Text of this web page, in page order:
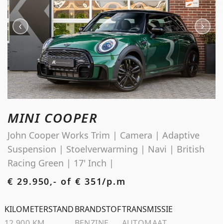
Over ons
Verkocht
Contact
info@autokempeneers.nl
Schoolstraat 5A
4194 TG Meteren Nederland
MINI COOPER
John Cooper Works Trim | Camera | Adaptive
Suspension | Stoelverwarming | Navi | British
Racing Green | 17' Inch |
€ 29.950,- of € 351/p.m
KILOMETERSTANDBRANDSTOFTRANSMISSIE